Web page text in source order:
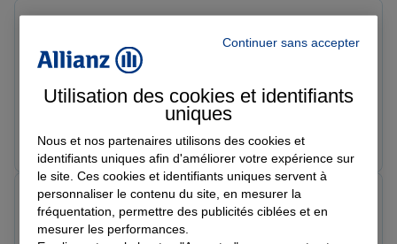
Retraite
Tous nos devis d'assurance
Le 18/06/2026 - Agence BISCARROSSE
Très très bien accueilli, personne compétente, a
répondu à nos questions. A recommandé
Prendre un RDV Voir l'agence
Note de 5 sur 5
Le 17/06/2026 - Agence BISCARROSSE
Raphael C.
Continuer sans accepter
Utilisation des cookies et identifiants
uniques
Nous et nos partenaires utilisons des cookies et
identifiants uniques afin d'améliorer votre expérience sur
le site. Ces cookies et identifiants uniques servent à
personnaliser le contenu du site, en mesurer la
fréquentation, permettre des publicités ciblées et en
mesurer les performances.